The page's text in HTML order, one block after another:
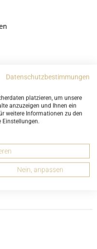
Datenschutzbestimmungen
platzieren, um unsere
anzuzeigen und Ihnen ein
weitere Informationen zu den
Einstellungen.
Nein, anpassen